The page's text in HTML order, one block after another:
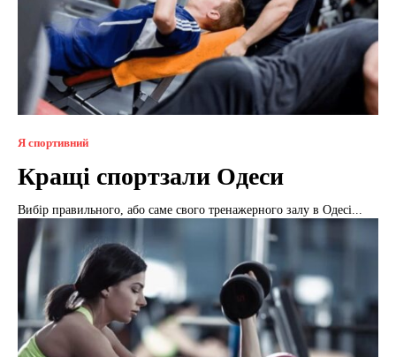
Я спортивний
Кращі спортзали Одеси
Вибір правильного, або саме свого тренажерного залу в Одесі...